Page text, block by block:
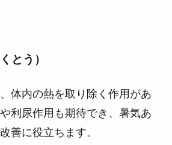
とう）
体内の熱を取り除く作用があ
利尿作用も期待でき、暑気あ
善に役立ちます。